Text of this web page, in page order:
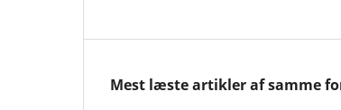
Mest læste artikler af samme